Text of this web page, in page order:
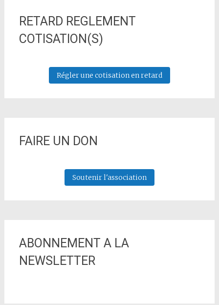
RETARD REGLEMENT
COTISATION(S)
Régler une cotisation en retard
FAIRE UN DON
Soutenir l'association
ABONNEMENT A LA
NEWSLETTER